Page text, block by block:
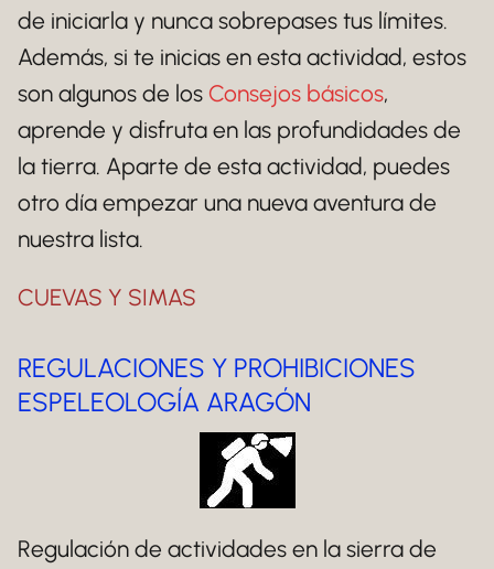
de iniciarla y nunca sobrepases tus límites.
Además, si te inicias en esta actividad, estos
son algunos de los Consejos básicos,
aprende y disfruta en las profundidades de
la tierra. Aparte de esta actividad, puedes
otro día empezar una nueva aventura de
nuestra lista.
CUEVAS Y SIMAS
REGULACIONES Y PROHIBICIONES
ESPELEOLOGÍA ARAGÓN
Regulación de actividades en la sierra de